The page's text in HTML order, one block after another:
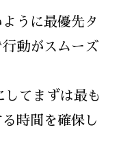
うに最優先タ
動がスムーズ
してまずは最も
時間を確保し